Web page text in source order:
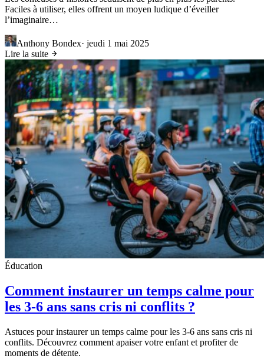
Faciles à utiliser, elles offrent un moyen ludique d’éveiller
l’imaginaire…
Anthony Bondex· jeudi 1 mai 2025
Lire la suite
Éducation
Comment instaurer un temps calme pour
les 3-6 ans sans cris ni conflits ?
Astuces pour instaurer un temps calme pour les 3-6 ans sans cris ni
conflits. Découvrez comment apaiser votre enfant et profiter de
moments de détente.